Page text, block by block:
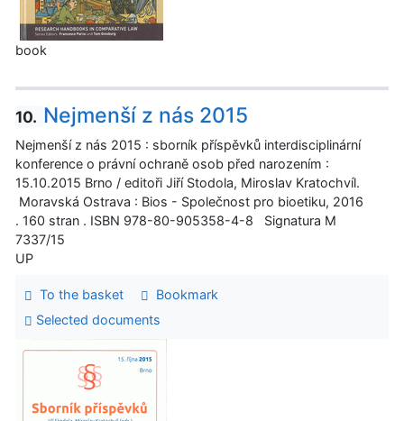
book
10. Nejmenší z nás 2015
Nejmenší z nás 2015 : sborník příspěvků interdisciplinární
konference o právní ochraně osob před narozením :
15.10.2015 Brno / editoři Jiří Stodola, Miroslav Kratochvíl.
Moravská Ostrava : Bios - Společnost pro bioetiku, 2016
. 160 stran . ISBN 978-80-905358-4-8 Signatura M
7337/15
UP
To the basket
Bookmark
Selected documents